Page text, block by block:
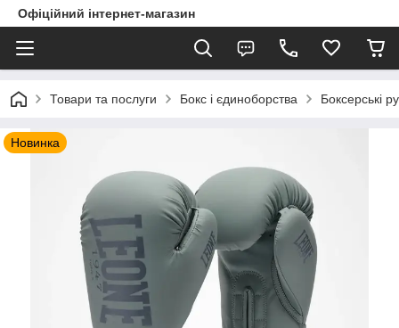
Офіційний інтернет-магазин
Товари та послуги Бокс і єдиноборства Боксерські
Новинка